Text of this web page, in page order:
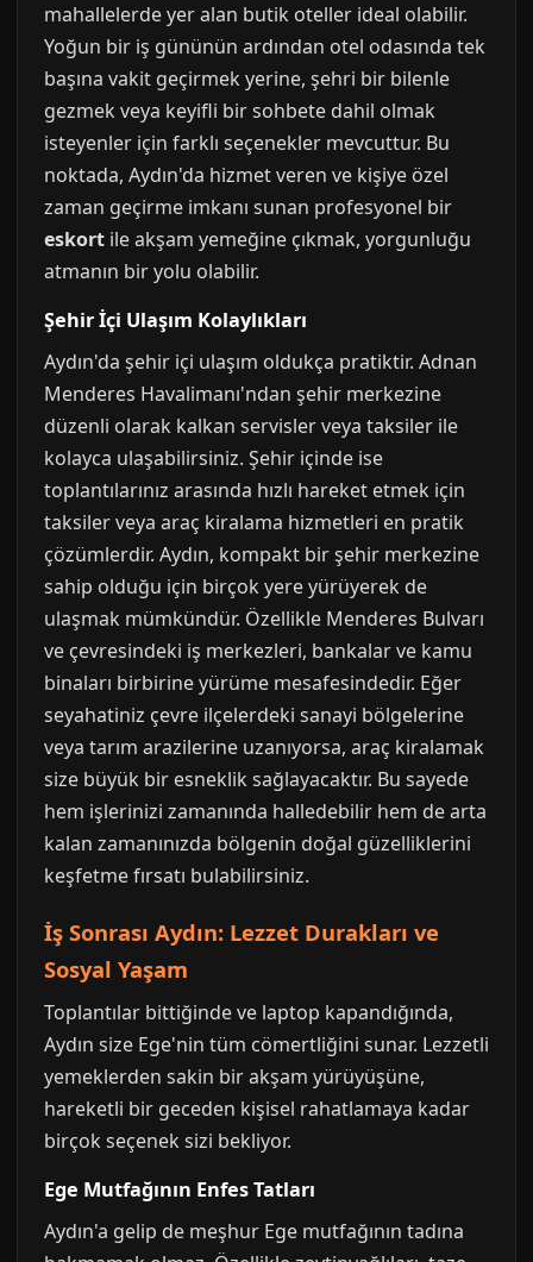
mahallelerde yer alan butik oteller ideal olabilir.
Yoğun bir iş gününün ardından otel odasında tek
başına vakit geçirmek yerine, şehri bir bilenle
gezmek veya keyifli bir sohbete dahil olmak
isteyenler için farklı seçenekler mevcuttur. Bu
noktada, Aydın'da hizmet veren ve kişiye özel
zaman geçirme imkanı sunan profesyonel bir
eskort ile akşam yemeğine çıkmak, yorgunluğu
atmanın bir yolu olabilir.
Şehir İçi Ulaşım Kolaylıkları
Aydın'da şehir içi ulaşım oldukça pratiktir. Adnan
Menderes Havalimanı'ndan şehir merkezine
düzenli olarak kalkan servisler veya taksiler ile
kolayca ulaşabilirsiniz. Şehir içinde ise
toplantılarınız arasında hızlı hareket etmek için
taksiler veya araç kiralama hizmetleri en pratik
çözümlerdir. Aydın, kompakt bir şehir merkezine
sahip olduğu için birçok yere yürüyerek de
ulaşmak mümkündür. Özellikle Menderes Bulvarı
ve çevresindeki iş merkezleri, bankalar ve kamu
binaları birbirine yürüme mesafesindedir. Eğer
seyahatiniz çevre ilçelerdeki sanayi bölgelerine
veya tarım arazilerine uzanıyorsa, araç kiralamak
size büyük bir esneklik sağlayacaktır. Bu sayede
hem işlerinizi zamanında halledebilir hem de arta
kalan zamanınızda bölgenin doğal güzelliklerini
keşfetme fırsatı bulabilirsiniz.
İş Sonrası Aydın: Lezzet Durakları ve
Sosyal Yaşam
Toplantılar bittiğinde ve laptop kapandığında,
Aydın size Ege'nin tüm cömertliğini sunar. Lezzetli
yemeklerden sakin bir akşam yürüyüşüne,
hareketli bir geceden kişisel rahatlamaya kadar
birçok seçenek sizi bekliyor.
Ege Mutfağının Enfes Tatları
Aydın'a gelip de meşhur Ege mutfağının tadına